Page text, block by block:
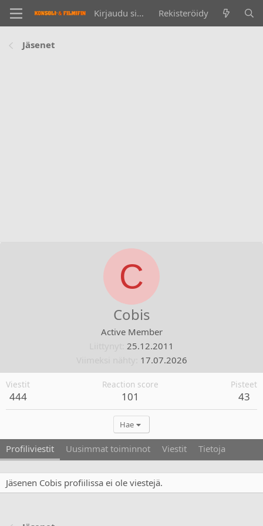
Kirjaudu sisään Rekisteröidy
Jäsenet
C
Cobis
Active Member
25.12.2011
17.07.2026
Viestit
444
Reaction score
101
Pisteet
43
Hae
Profiliviestit Uusimmat toiminnot Viestit Tietoja
Jäsenen Cobis profiilissa ei ole viestejä.